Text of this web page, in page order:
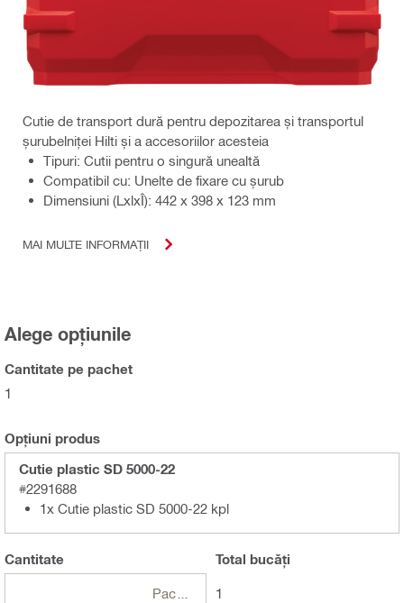
Cutie de transport dură pentru depozitarea și transportul
șurubelniței Hilti și a accesoriilor acesteia
Tipuri: Cutii pentru o singură unealtă
Compatibil cu: Unelte de fixare cu șurub
Dimensiuni (LxlxÎ): 442 x 398 x 123 mm
MAI MULTE INFORMAȚII
Alege opțiunile
Cantitate pe pachet
1
Opțiuni produs
Cutie plastic SD 5000-22
#2291688
1x Cutie plastic SD 5000-22 kpl
Cantitate Total bucăți
1